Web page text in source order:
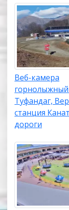
Веб-камера
горнолыжный
Туфандаг,
станция
дороги